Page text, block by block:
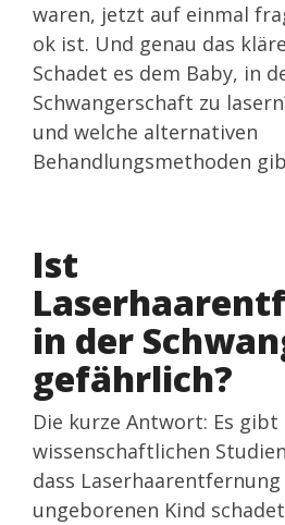
waren, jetzt auf einmal
ok ist. Und genau das
Schadet es dem Baby, in
Schwangerschaft zu
und welche alternativen
Behandlungsmethoden
Ist
in der
gefährlich?
Die kurze Antwort: Es
wissenschaftlichen
dass Laserhaarentfernung
ungeborenen Kind